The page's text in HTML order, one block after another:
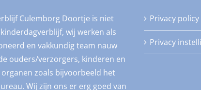
Culemborg Doortje is niet
wij werken als
en vakkundig team nauw
ouders/verzorgers, kinderen en
zoals bijvoorbeeld het
Wij zijn ons er erg goed van
Privacy policy
Privacy